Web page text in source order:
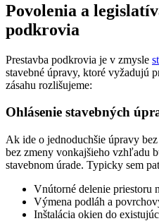
Povolenia a
podkrovia
Prestavba podkrovia je v zmysle
stavebné úpravy, ktoré vyžadujú
zásahu rozlišujeme:
Ohlásenie stavebných
Ak ide o jednoduchšie úpravy
bez zmeny vonkajšieho vzhľadu
stavebnom úrade. Typicky sem
Vnútorné delenie priestoru
Výmena podláh a
Inštalácia okien do